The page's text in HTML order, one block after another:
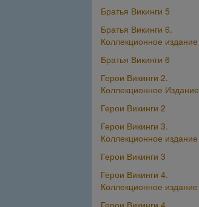
Братья Викинги 5
Братья Викинги 6.
Коллекционное издание
Братья Викинги 6
Герои Викинги 2.
Коллекционное Издание
Герои Викинги 2
Герои Викинги 3.
Коллекционное издание
Герои Викинги 3
Герои Викинги 4.
Коллекционное издание